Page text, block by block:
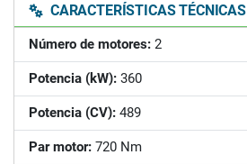
CARACTERÍSTICAS TÉCNICAS
Número de motores: 2
Potencia (kW): 360
Potencia (CV): 489
Par motor: 720 Nm